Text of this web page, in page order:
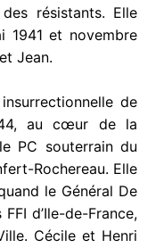
résistants. Elle
1941 et novembre
Jean.
de
au cœur de la
PC souterrain du
Rochereau. Elle
le Général De
d’Ile-de-France,
Cécile et Henri